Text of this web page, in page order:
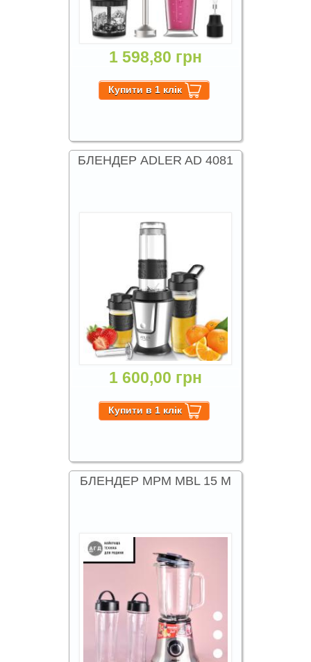
1 598,80 грн
БЛЕНДЕР ADLER AD 4081
1 600,00 грн
БЛЕНДЕР MPM MBL 15 M